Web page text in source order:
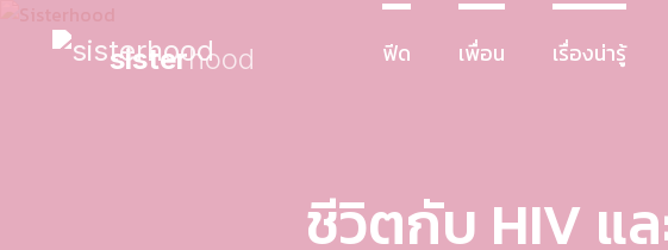
sisterhood ฟีด เพื่อน เรื่องน่ารู้
ชีวิตกับ HIV แล